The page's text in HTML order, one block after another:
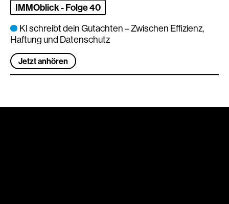
KI schreibt dein Gutachten – Zwischen Effizienz,
Haftung und Datenschutz
IMMOblick - Folge 40
Jetzt anhören